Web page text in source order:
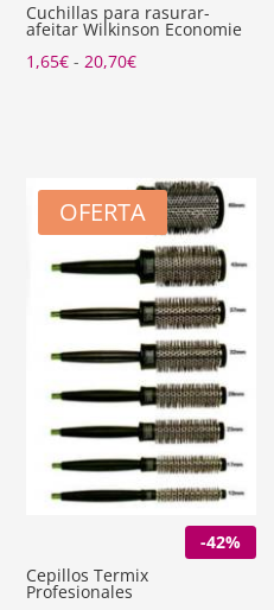
Cuchillas para rasurar-
afeitar Wilkinson Economie
1,65€ - 20,70€Rango
1,65€
hasta
20,70€
OFERTA
-42%
Cepillos Termix
Profesionales